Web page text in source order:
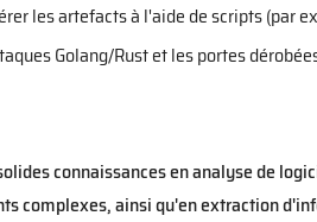
les artefacts à l'aide de scripts (par
Golang/Rust et les portes
connaissances en analyse de
complexes, ainsi qu'en extraction